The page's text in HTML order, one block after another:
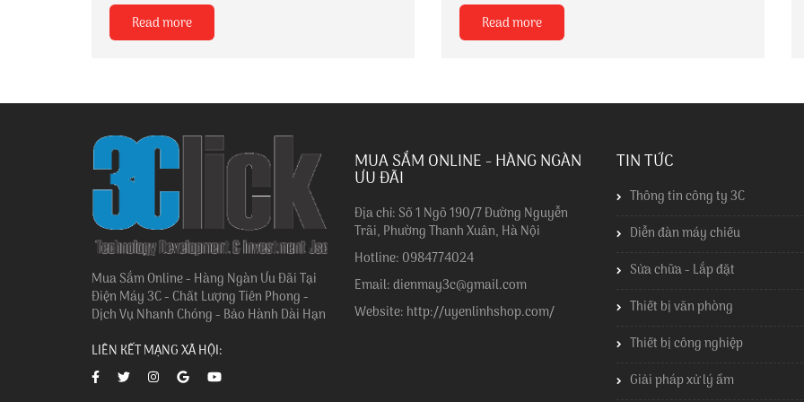
Nếu như trước đây bảng đen, phấn trắng và máy
chiếu là những công cụ quen thuộc trong lớp học
thì ngày nay, màn hình tương tác đang dần trở
Read more
nhanh việc ứng dụng công nghệ nhằm nâng cao
chất lượng giảng dạy, tối ưu trải nghiệm học tập và
xây dựng môi trường giáo dục hiện đại. Trong xu
Read more
Mua Sắm Online - Hàng Ngàn Ưu Đãi Tại
Điện Máy 3C - Chất Lượng Tiên Phong -
Dịch Vụ Nhanh Chóng - Bảo Hành Dài Hạn
LIÊN KẾT MẠNG XÃ HỘI:
MUA SẮM ONLINE - HÀNG NGÀN
ƯU ĐÃI
Địa chỉ: Số 1 Ngõ 190/7 Đường Nguyễn
Trãi, Phường Thanh Xuân, Hà Nội
Hotline: 0984774024
Email: dienmay3c@gmail.com
Website: http://uyenlinhshop.com/
TIN TỨC
Thông tin công ty 3C
Diễn đàn máy chiếu
Sửa chữa - Lắp đặt
Thiết bị văn phòng
Thiết bị công nghiệp
Giải pháp xử lý ẩm